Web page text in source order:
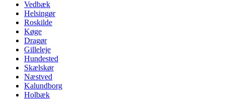
Vedbæk
Helsingør
Roskilde
Køge
Dragør
Gilleleje
Hundested
Skælskør
Næstved
Kalundborg
Holbæk